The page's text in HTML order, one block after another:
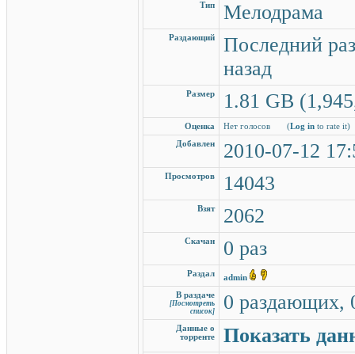
Тип Мелодрама
Раздающий
Последний
назад
Размер 1.81 GB
Оценка Нет голосов (Log in to rate it)
Добавлен
2010-07-12
Просмотров 14043
Взят 2062
Скачан 0 раз
Раздал
admin
В раздаче
[Посмотреть
список]
0 раздающих,
Данные о
торренте
Показать